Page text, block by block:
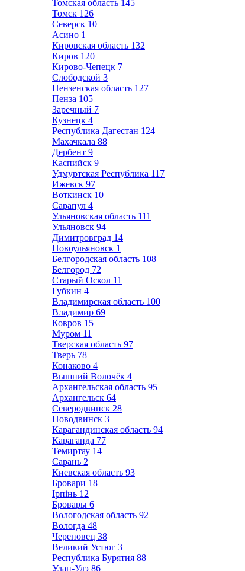
Томская область 145
Томск 126
Северск 10
Асино 1
Кировская область 132
Киров 120
Кирово-Чепецк 7
Слободской 3
Пензенская область 127
Пенза 105
Заречный 7
Кузнецк 4
Республика Дагестан 124
Махачкала 88
Дербент 9
Каспийск 9
Удмуртская Республика 117
Ижевск 97
Воткинск 10
Сарапул 4
Ульяновская область 111
Ульяновск 94
Димитровград 14
Новоульяновск 1
Белгородская область 108
Белгород 72
Старый Оскол 11
Губкин 4
Владимирская область 100
Владимир 69
Ковров 15
Муром 11
Тверская область 97
Тверь 78
Конаково 4
Вышний Волочёк 4
Архангельская область 95
Архангельск 64
Северодвинск 28
Новодвинск 3
Карагандинская область 94
Караганда 77
Темиртау 14
Сарань 2
Киевская область 93
Бровари 18
Ірпінь 12
Бровары 6
Вологодская область 92
Вологда 48
Череповец 38
Великий Устюг 3
Республика Бурятия 88
Улан-Удэ 86